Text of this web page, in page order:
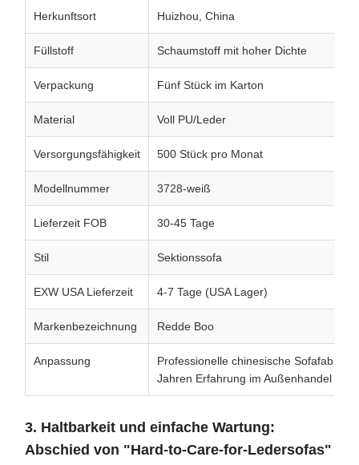
Herkunftsort Huizhou, China
Füllstoff Schaumstoff mit hoher Dichte
Verpackung Fünf Stück im Karton
Material Voll PU/Leder
Versorgungsfähigkeit 500 Stück pro Monat
Modellnummer 3728-weiß
Lieferzeit FOB 30-45 Tage
Stil Sektionssofa
EXW USA Lieferzeit 4-7 Tage (USA Lager)
Markenbezeichnung Redde Boo
Anpassung
Professionelle chinesische Sofafabrik
Jahren Erfahrung im Außenhandel
3. Haltbarkeit und einfache Wartung:
Abschied von "Hard-to-Care-for-Ledersofas"